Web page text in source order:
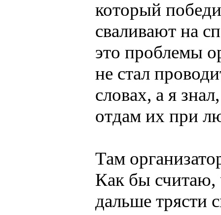
который
сваливают на
это проблемы
не стал
словах, а я
отдам их при
Там
Как бы считаю,
дальше трясти